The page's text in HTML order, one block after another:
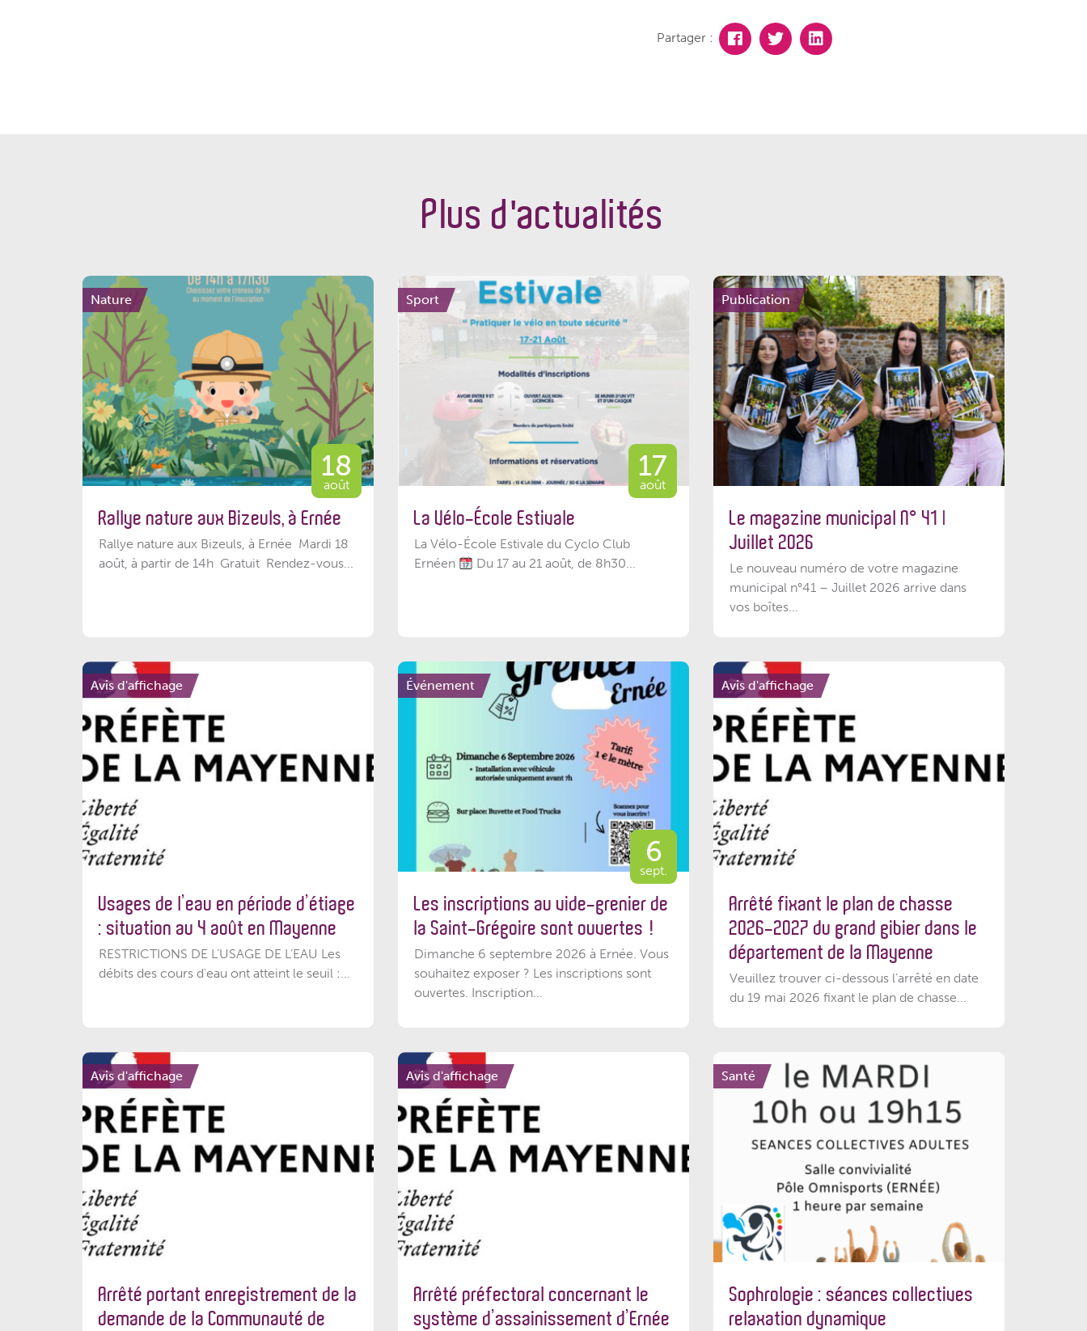
Partager :
Plus d'actualités
Nature
18
août
Rallye nature aux Bizeuls, à Ernée
Rallye nature aux Bizeuls, à Ernée Mardi 18
août, à partir de 14h Gratuit Rendez-vous...
Sport
17
août
La Vélo-École Estivale
La Vélo-École Estivale du Cyclo Club
Ernéen
Du 17 au 21 août, de 8h30...
Publication
Le magazine municipal N° 41 |
Juillet 2026
Le nouveau numéro de votre magazine
municipal n°41 – Juillet 2026 arrive dans
vos boîtes...
Avis d'affichage
Usages de l’eau en période d’étiage
: situation au 4 août en Mayenne
RESTRICTIONS DE L’USAGE DE L’EAU Les
débits des cours d'eau ont atteint le seuil :...
Événement
6
sept.
Les inscriptions au vide-grenier de
la Saint-Grégoire sont ouvertes !
Dimanche 6 septembre 2026 à Ernée. Vous
souhaitez exposer ? Les inscriptions sont
ouvertes. Inscription...
Avis d'affichage
Arrêté fixant le plan de chasse
2026-2027 du grand gibier dans le
département de la Mayenne
Veuillez trouver ci-dessous l’arrêté en date
du 19 mai 2026 fixant le plan de chasse...
Avis d'affichage
Arrêté portant enregistrement de la
demande de la Communauté de
Avis d'affichage
Arrêté préfectoral concernant le
système d’assainissement d’Ernée
Santé
Sophrologie : séances collectives
relaxation dynamique